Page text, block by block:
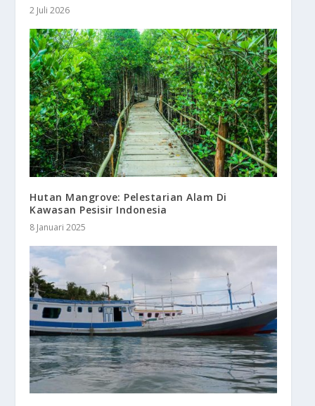
2 Juli 2026
Hutan Mangrove: Pelestarian Alam Di
Kawasan Pesisir Indonesia
8 Januari 2025